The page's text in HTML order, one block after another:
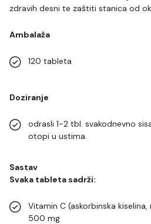
zdravih desni te zaštiti stanica od
Ambalaža
120 tableta
Doziranje
odrasli 1-2 tbl. svakodnevno
otopi u ustima.
Sastav
Svaka tableta sadrži:
Vitamin C (askorbinska
500 mg